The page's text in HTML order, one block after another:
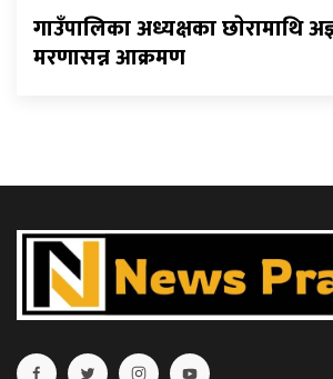
गाउँपालिका अध्यक्षका छाेरामाथि
मरणासन्न आक्रमण